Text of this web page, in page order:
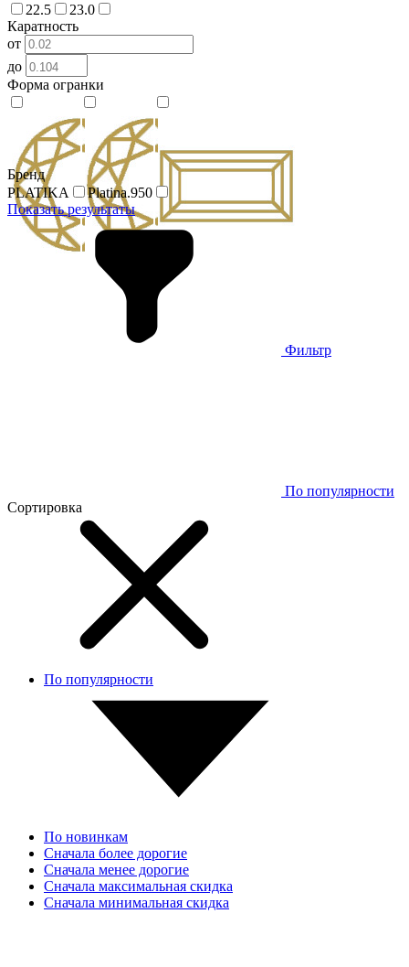
22.5
23.0
Каратность
от
до
Форма огранки
Бренд
PLATIKA
Platina.950
Показать результаты
Фильтр
По популярности
Сортировка
По популярности
По новинкам
Сначала более дорогие
Сначала менее дорогие
Сначала максимальная скидка
Сначала минимальная скидка